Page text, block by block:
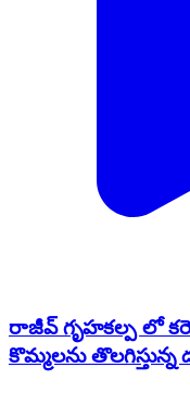
రాజీవ్ గృహకల్ప లో
కొమ్మలను తొలగిస్తున్న